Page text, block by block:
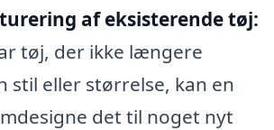
af eksisterende tøj:
tøj, der ikke længere
stil eller størrelse, kan en
det til noget nyt